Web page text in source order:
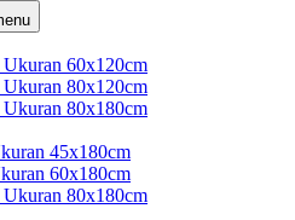
60x120cm
80x120cm
80x180cm
45x180cm
60x180cm
80x180cm